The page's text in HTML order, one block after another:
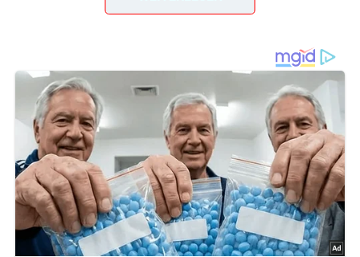
nicht bitter ist) und mit etwas Salz, 80 g Zucker, ferner 100
und mit genügend lauwarmer Milch tüchtig so verarbeitet,
daß er so fest wie der Palatschinkenteig, oder noch etwas
fester wird. Es werden noch 20 g in Milch eingeweichte
Hefe zum Teig gemischt, den man an einem warmen Ort.
aufgehen läßt. Der aufgegangene Teig wird in ein mit Fett
bestrichenes Backblech gegossen und in der Röhre bei
langsamem Feuer eine Stunde lang schön
braungebacken.
[Nach: Kochbuch für Feinschmecker » Corvina-Verlag Budapest, Ungarn 1957]